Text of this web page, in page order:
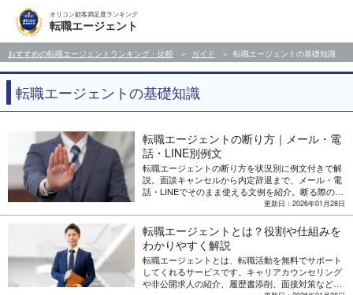
オリコン顧客満足度ランキング
転職エージェント
おすすめの転職エージェントランキング・比較 ガイド 転職エージェントの基礎知識
転職エージェントの基礎知識
転職エージェントの断り方｜メール・電
話・LINE別例文
転職エージェントの断り方を状況別に例文付きで解
説。面談キャンセルから内定辞退まで、メール・電
話・LINEでそのまま使える文例を紹介。断る際の5
更新日：2026年01月28日
転職エージェントとは？役割や仕組みを
わかりやすく解説
転職エージェントとは、転職活動を無料でサポート
してくれるサービスです。キャリアカウンセリング
や非公開求人の紹介、履歴書添削、面接対策などが